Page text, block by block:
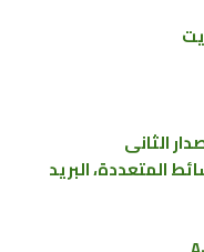
المتعددة، البريد